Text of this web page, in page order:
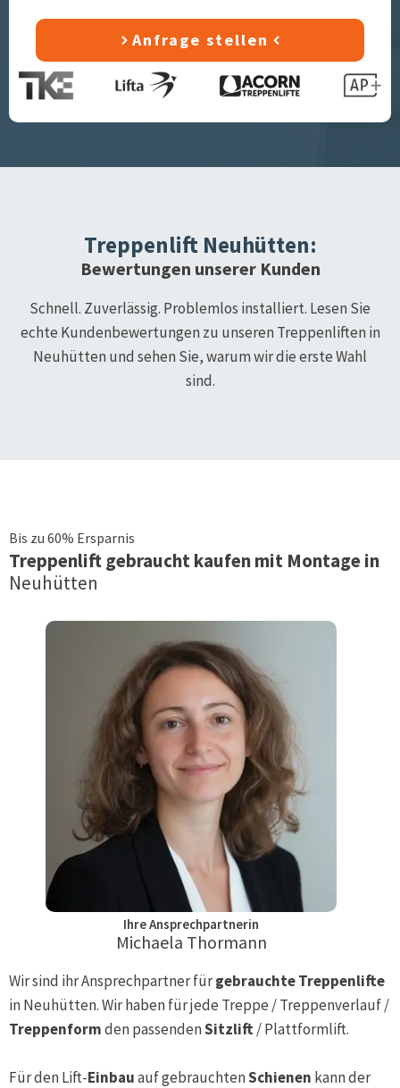
Anfrage stellen
Treppenlift Neuhütten:
Bewertungen unserer Kunden
Schnell. Zuverlässig. Problemlos installiert. Lesen Sie
echte Kundenbewertungen zu unseren Treppenliften in
Neuhütten und sehen Sie, warum wir die erste Wahl
sind.
Bis zu 60% Ersparnis
Treppenliftgebraucht kaufen mit Montage in
Neuhütten
Ihre Ansprechpartnerin
Michaela Thormann
Wir sind ihr Ansprechpartner fürgebrauchte Treppenlifte
inNeuhütten. Wir haben für jede Treppe / Treppenverlauf /
Treppenformden passendenSitzlift/ Plattformlift.
Für den Lift-Einbauauf gebrauchtenSchienen kann der